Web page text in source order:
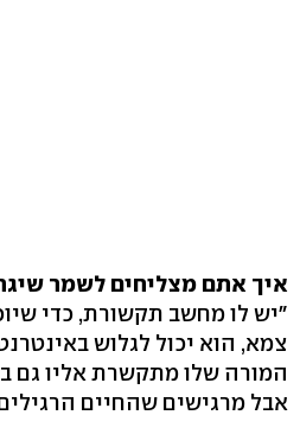
איך אתם מצליחים לשמר
"יש לו מחשב תקשורת, כדי
צמא, הוא יכול לגלוש
המורה שלו מתקשרת אליו גם
אבל מרגישים שהחיים